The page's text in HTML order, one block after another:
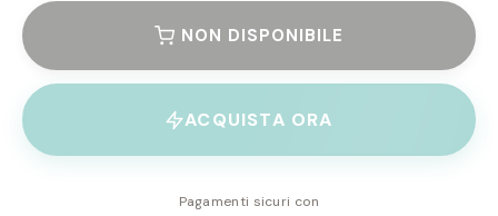
NON DISPONIBILE
ACQUISTA ORA
Pagamenti sicuri con